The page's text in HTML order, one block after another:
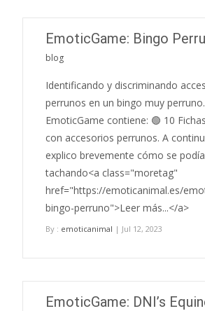
EmoticGame: Bingo
blog
Identificando y discriminando
perrunos en un bingo muy
EmoticGame contiene: 🟢 10
con accesorios perrunos. A
explico brevemente cómo se
tachando<a class="moretag"
href="https://emoticanimal.es/
bingo-perruno">Leer más...</a>
By : emoticanimal | Jul 12, 2023
EmoticGame: DNI’s